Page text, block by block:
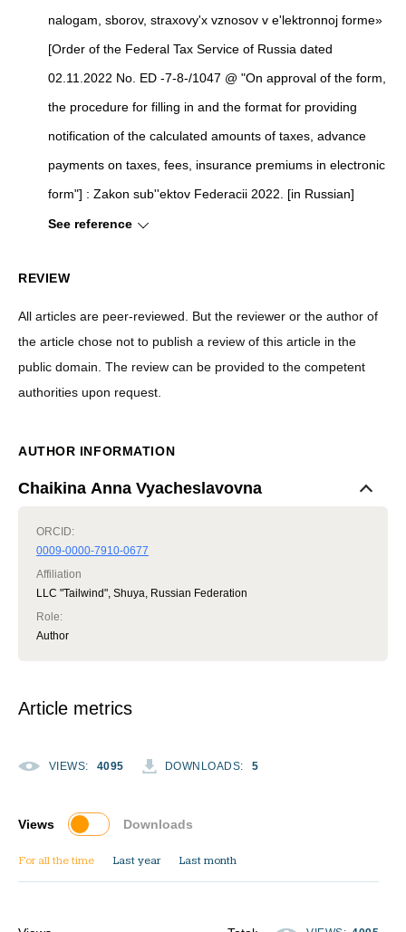
nalogam, sborov, straxovy'x vznosov v e'lektronnoj forme»
[Order of the Federal Tax Service of Russia dated
02.11.2022 No. ED -7-8-/1047 @ "On approval of the form,
the procedure for filling in and the format for providing
notification of the calculated amounts of taxes, advance
payments on taxes, fees, insurance premiums in electronic
form"] : Zakon sub''ektov Federacii 2022. [in Russian]
See reference
REVIEW
All articles are peer-reviewed. But the reviewer or the author of
the article chose not to publish a review of this article in the
public domain. The review can be provided to the competent
authorities upon request.
AUTHOR INFORMATION
Chaikina Anna Vyacheslavovna
ORCID:
0009-0000-7910-0677
Affiliation
LLC "Tailwind", Shuya, Russian Federation
Role:
Author
Article metrics
VIEWS: 4095 DOWNLOADS: 5
For all the time Last year Last month
Views Downloads